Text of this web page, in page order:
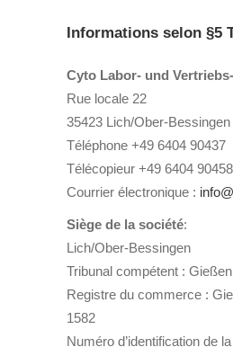
Informations selon §5
Cyto Labor- und
Rue locale 22
35423 Lich/Ober-Bessingen
Téléphone +49 6404 90437
Télécopieur +49 6404 90458
Courrier électronique :
Siège de la société:
Lich/Ober-Bessingen
Tribunal compétent : Gießen
Registre du commerce :
1582
Numéro d’identification de